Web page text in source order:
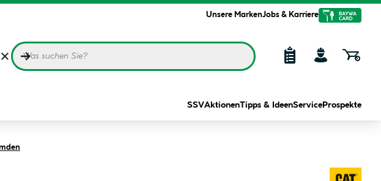
Unsere MarkenJobs & Karriere
SSVAktionenTipps & IdeenService Prospekte